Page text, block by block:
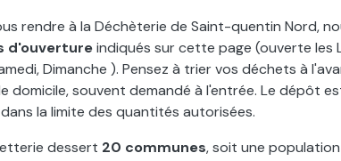
rendre à la Déchèterie de Saint-quentin Nord,
d'ouvertureindiqués sur cette page (ouverte les
Dimanche ). Pensez à trier vos déchets à
domicile, souvent demandé à l'entrée. Le dépôt
la limite des quantités autorisées.
dessert 20 communes, soit une